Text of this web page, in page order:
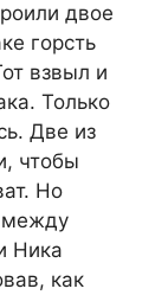
двое
горсть
взвыл и
Только
Две из
чтобы
Но
между
Ника
как